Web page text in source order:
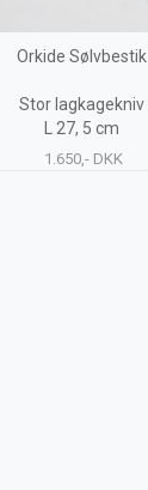
Orkide Sølvbestik
Stor lagkagekniv
L 27, 5 cm
1.650,- DKK